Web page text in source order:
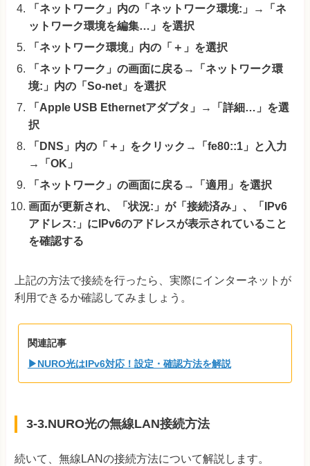
「ネットワーク」内の「ネットワーク環境:」→「ネ
ットワーク環境を編集…」を選択
「ネットワーク環境」内の「＋」を選択
「ネットワーク」の画面に戻る→「ネットワーク環
境:」内の「So-net」を選択
「Apple USB Ethernetアダプタ」→「詳細…」を選
択
「DNS」内の「＋」をクリック→「fe80::1」と入力
→「OK」
「ネットワーク」の画面に戻る→「適用」を選択
画面が更新され、「状況:」が「接続済み」、「IPv6
アドレス:」にIPv6のアドレスが表示されていること
を確認する
上記の方法で接続を行ったら、実際にインターネットが
利用できるか確認してみましょう。
関連記事
▶NURO光はIPv6対応！設定・確認方法を解説
3-3.NURO光の無線LAN接続方法
続いて、無線LANの接続方法について解説します。